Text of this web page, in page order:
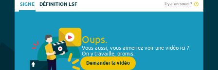
SIGNE DÉFINITION LSF Il y a un souci ?
Oups.
Vous aussi, vous aimeriez voir une vidéo ici ?
On y travaille, promis.
Demander la vidéo